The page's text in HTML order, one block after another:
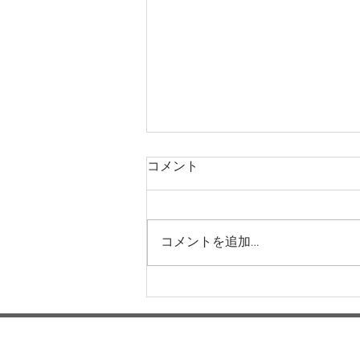
本日の給食メニュー(08/04)
ー梅賀山保育園 益田市保育
コメント
コメントを追加…